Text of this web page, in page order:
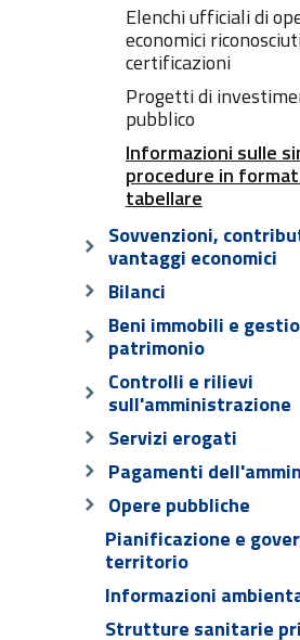
Elenchi ufficiali di
economici
certificazioni
Progetti di
pubblico
Informazioni sulle
procedure in
tabellare
Sovvenzioni,
vantaggi economici
Bilanci
Beni immobili e
patrimonio
Controlli e rilievi
sull'amministrazione
Servizi erogati
Pagamenti
Opere pubbliche
Pianificazione e
territorio
Informazioni
Strutture sanitarie